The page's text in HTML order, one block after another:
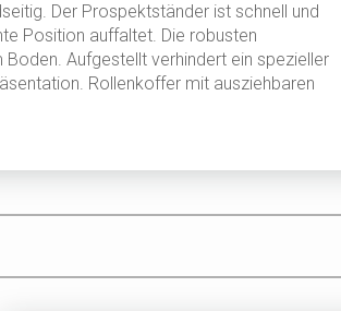
Der Prospektständer ist schnell und
Position auffaltet. Die robusten
Aufgestellt verhindert ein spezieller
Rollenkoffer mit ausziehbaren